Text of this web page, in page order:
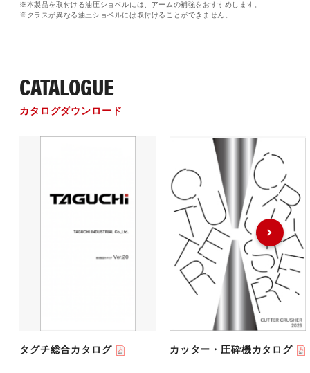
※本製品を取付ける油圧ショベルには、アームの補強をおすすめします。
※クラスが異なる油圧ショベルには取付けることができません。
CATALOGUE
カタログダウンロード
タグチ総合カタログ カッター・圧砕機カタログ